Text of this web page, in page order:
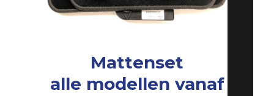
Mattenset
alle modellen vanaf